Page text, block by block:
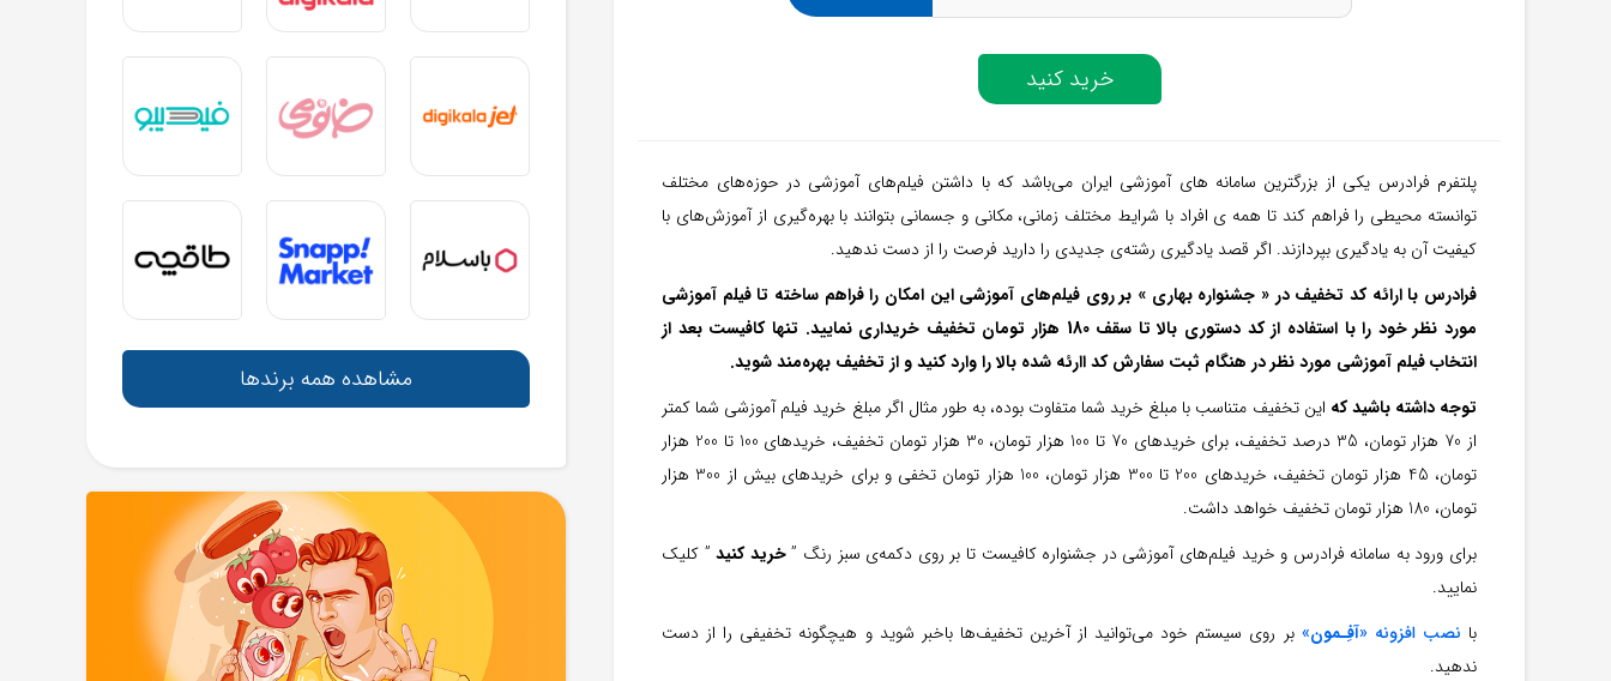
خرید کنید
پلتفرم فرادرس یکی از بزرگترین سامانه های آموزشی ایران می‌باشد که با داشتن فیلم‌های آموزشی در حوزه‌های مختلف
توانسته محیطی را فراهم کند تا همه ی افراد با شرایط مختلف زمانی، مکانی و جسمانی بتوانند با بهره‌گیری از آموزش‌های با
کیفیت آن به یادگیری بپردازند. اگر قصد یادگیری رشته‌ی جدیدی را دارید فرصت را از دست ندهید.
فرادرس با ارائه کد تخفیف در « جشنواره بهاری » بر روی فیلم‌های آموزشی این امکان را فراهم ساخته تا فیلم آموزشی
مورد نظر خود را با استفاده از کد دستوری بالا تا سقف 180 هزار تومان تخفیف خریداری نمایید. تنها کافیست بعد از
انتخاب فیلم آموزشی مورد نظر در هنگام ثبت سفارش کد اارئه شده بالا را وارد کنید و از تخفیف بهره‌مند شوید.
توجه داشته باشید که این تخفیف متناسب با مبلغ خرید شما متفاوت بوده، به طور مثال اگر مبلغ خرید فیلم آموزشی شما کمتر
از 70 هزار تومان، 35 درصد تخفیف، برای خریدهای 70 تا 100 هزار تومان، 30 هزار تومان تخفیف، خریدهای 100 تا 200 هزار
تومان، 45 هزار تومان تخفیف، خریدهای 200 تا 300 هزار تومان، 100 هزار تومان تخفی و برای خریدهای بیش از 300 هزار
تومان، 180 هزار تومان تخفیف خواهد داشت.
برای ورود به سامانه فرادرس و خرید فیلم‌های آموزشی در جشنواره کافیست تا بر روی دکمه‌ی سبز رنگ ”خرید کنید ” کلیک
نمایید.
با نصب افزونه «آفِـمون» بر روی سیستم خود می‌توانید از آخرین تخفیف‌ها باخبر شوید و هیچگونه تخفیفی را از دست
ندهید.
مشاهده همه برندها